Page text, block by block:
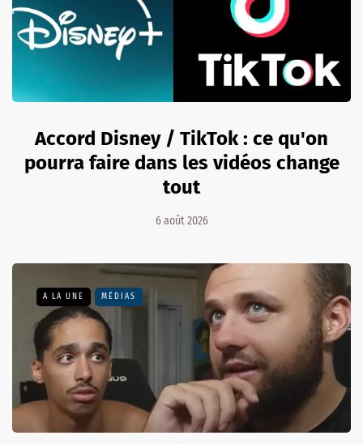
Accord Disney / TikTok : ce qu'on
pourra faire dans les vidéos change
tout
6 août 2026
A LA UNE MÉDIAS